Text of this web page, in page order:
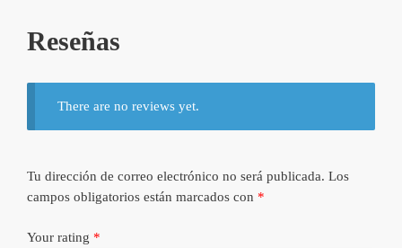
Reseñas
There are no reviews yet.
Tu dirección de correo electrónico no será publicada. Los
campos obligatorios están marcados con *
Your rating *